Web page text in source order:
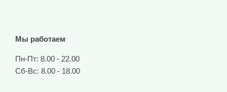
Мы работаем
Пн-Пт: 8.00 - 22.00
Сб-Вс: 8.00 - 18.00